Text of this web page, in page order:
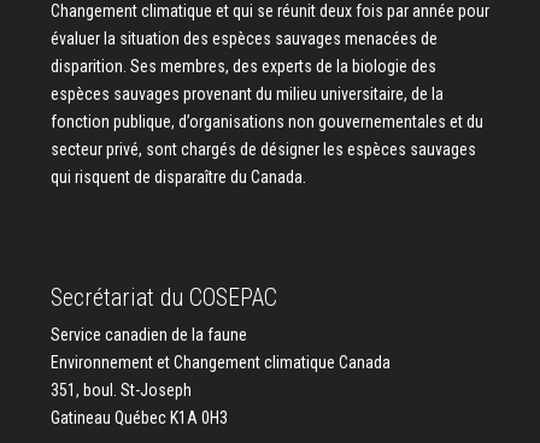
Changement climatique et qui se réunit deux fois par année pour
évaluer la situation des espèces sauvages menacées de
disparition. Ses membres, des experts de la biologie des
espèces sauvages provenant du milieu universitaire, de la
fonction publique, d’organisations non gouvernementales et du
secteur privé, sont chargés de désigner les espèces sauvages
qui risquent de disparaître du Canada.
Secrétariat du COSEPAC
Service canadien de la faune
Environnement et Changement climatique Canada
351, boul. St-Joseph
Gatineau Québec K1A 0H3